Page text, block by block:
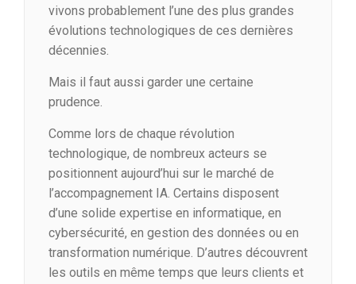
vivons probablement l’une des plus grandes
évolutions technologiques de ces dernières
décennies.
Mais il faut aussi garder une certaine
prudence.
Comme lors de chaque révolution
technologique, de nombreux acteurs se
positionnent aujourd’hui sur le marché de
l’accompagnement IA. Certains disposent
d’une solide expertise en informatique, en
cybersécurité, en gestion des données ou en
transformation numérique. D’autres découvrent
les outils en même temps que leurs clients et